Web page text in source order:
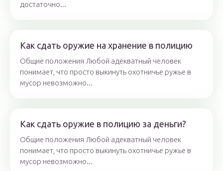
достаточно...
Как сдать оружие на хранение в полицию
Общие положения Любой адекватный человек
понимает, что просто выкинуть охотничье ружье в
мусор невозможно...
Как сдать оружие в полицию за деньги?
Общие положения Любой адекватный человек
понимает, что просто выкинуть охотничье ружье в
мусор невозможно...